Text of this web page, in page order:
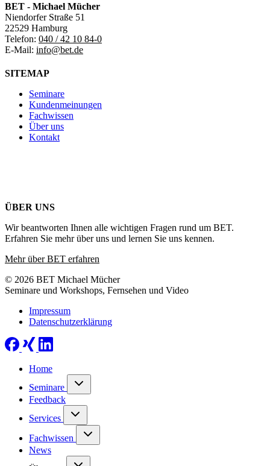
BET - Michael Mücher
Niendorfer Straße 51
22529 Hamburg
Telefon: 040 / 42 10 84-0
E-Mail: info@bet.de
SITEMAP
Seminare
Kundenmeinungen
Fachwissen
Über uns
Kontakt
ÜBER UNS
Wir beantworten Ihnen alle wichtigen Fragen rund um BET.
Erfahren Sie mehr über uns und lernen Sie uns kennen.
Mehr über BET erfahren
© 2026 BET Michael Mücher
Seminare und Workshops, Fernsehen und Video
Impressum
Datenschutzerklärung
Home
Seminare
Feedback
Services
Fachwissen
News